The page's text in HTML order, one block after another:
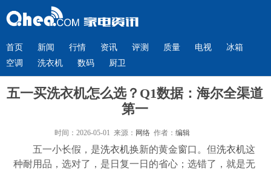
首页 新闻 行情 资讯 评测 质量 电视
冰箱
空调
洗衣机 数码 厨卫
五一买洗衣机怎么选？Q1数据：海尔全渠道
第一
时间：2026-05-01 来源： 网络作者： 编辑
五一小长假，是洗衣机换新的黄金窗口。但洗衣机这
种耐用品，选对了，是日复一日的省心；选错了，就是无